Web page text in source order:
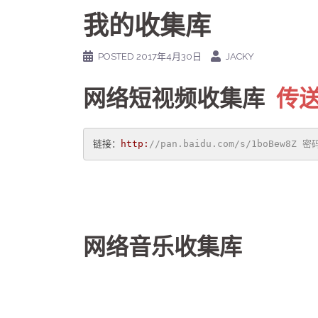
我的收集库
POSTED 2017年4月30日 JACKY
网络短视频收集库 传
链接： http: //pan.baidu.com/s/1boBew8Z 密
网络音乐收集库